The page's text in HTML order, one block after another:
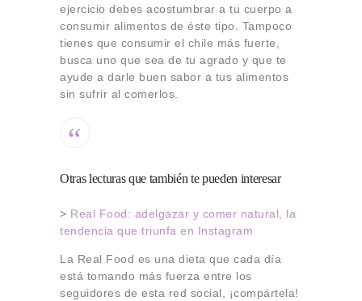
ejercicio debes acostumbrar a tu cuerpo a
consumir alimentos de éste tipo. Tampoco
tienes que consumir el chile más fuerte,
busca uno que sea de tu agrado y que te
ayude a darle buen sabor a tus alimentos
sin sufrir al comerlos.
Otras lecturas que también te pueden interesar
> Real Food: adelgazar y comer natural, la
tendencia que triunfa en Instagram
La Real Food es una dieta que cada día
está tomando más fuerza entre los
seguidores de esta red social, ¡compártela!